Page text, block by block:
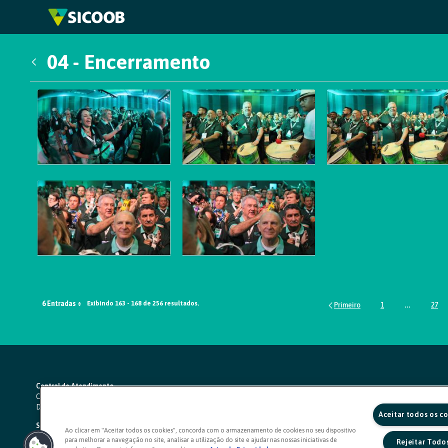
Pular para o Conteúdo principal
04 - Encerramento
Galeria de Mídias
6 Entradas Exibindo 163 - 168 de 256 resultados.
Página
1 ...Páginas27
Central de Atendimento
Capitais e regiões metropolitanas:
Demais localidades:
SAC 24 horas
Ouvidoria
Ao clicar em "Aceitar todos os cookies", concorda com o armazenamento de cookies no seu dispositivo
para melhorar a navegação no site, analisar a utilização do site e ajudar nas nossas iniciativas de
Aceitar todos os
Rejeitar